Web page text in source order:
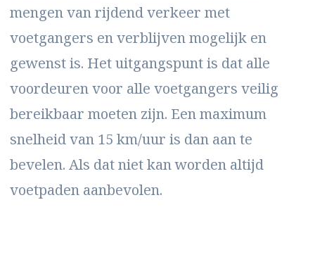
mengen van rijdend verkeer met
voetgangers en verblijven mogelijk en
gewenst is. Het uitgangspunt is dat alle
voordeuren voor alle voetgangers veilig
bereikbaar moeten zijn. Een maximum
snelheid van 15 km/uur is dan aan te
bevelen. Als dat niet kan worden altijd
voetpaden aanbevolen.